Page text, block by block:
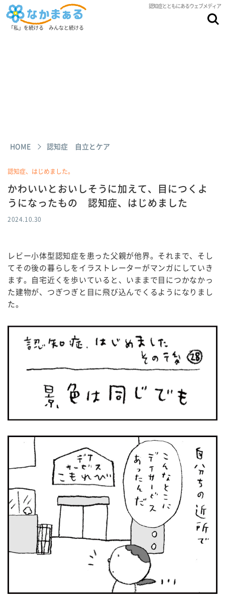
認知症とともにあるウェブメディア
「私」を続ける みんなと続ける
HOME 認知症 自立とケア
認知症、はじめました。
かわいいとおいしそうに加えて、目につくよ
うになったもの 認知症、はじめました
2024.10.30
レビー小体型認知症を患った父親が他界。それまで、そし
てその後の暮らしをイラストレーターがマンガにしていき
ます。自宅近くを歩いていると、いままで目につかなかっ
た建物が、つぎつぎと目に飛び込んでくるようになりまし
た。